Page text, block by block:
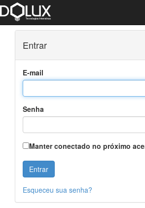
Entrar
E-mail
Senha
Manter conectado no próximo
Esqueceu sua senha?